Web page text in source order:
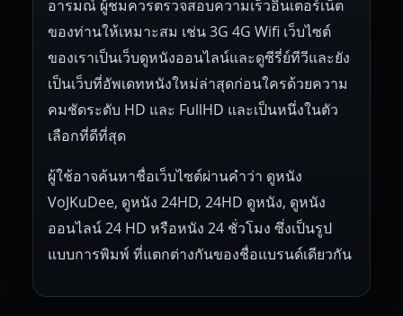
อารมณ์ ผู้ชมควรตรวจสอบความเร็วอินเตอร์เน็ต
ของท่านให้เหมาะสม เช่น 3G 4G Wifi เว็บไซต์
ของเราเป็นเว็บดูหนังออนไลน์และดูซีรี่ย์ทีวีและยัง
เป็นเว็บที่อัพเดทหนังใหม่ล่าสุดก่อนใครด้วยความ
คมชัดระดับ HD และ FullHD และเป็นหนึ่งในตัว
เลือกที่ดีที่สุด
ผู้ใช้อาจค้นหาชื่อเว็บไซต์ผ่านคำว่า ดูหนัง
VoJKuDee, ดูหนัง 24HD, 24HD ดูหนัง, ดูหนัง
ออนไลน์ 24 HD หรือหนัง 24 ชั่วโมง ซึ่งเป็นรูป
แบบการพิมพ์ ที่แตกต่างกันของชื่อแบรนด์เดียวกัน